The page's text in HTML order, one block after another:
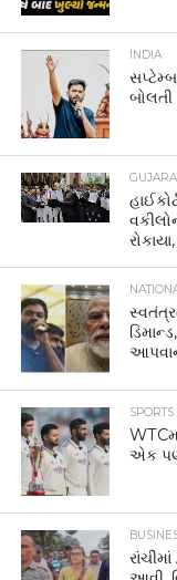
INDIA
બોલતી
SPORTS
એક